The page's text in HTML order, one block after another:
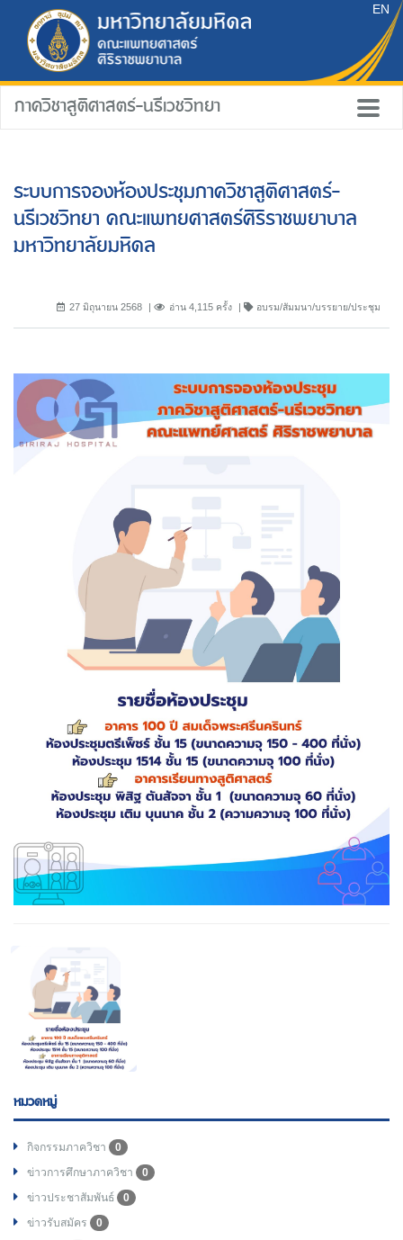
EN
ภาควิชาสูติศาสตร์-นรีเวชวิทยา
ระบบการจองห้องประชุมภาควิชาสูติศาสตร์-
นรีเวชวิทยา คณะแพทยศาสตร์ศิริราชพยาบาล
มหาวิทยาลัยมหิดล
27 มิถุนายน 2568 อ่าน 4,115 ครั้ง อบรม/สัมมนา/บรรยาย/ประชุม
หมวดหมู่
กิจกรรมภาควิชา
0
ข่าวการศึกษาภาควิชา
0
ข่าวประชาสัมพันธ์
0
ข่าวรับสมัคร
0